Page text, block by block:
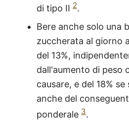
di tipo II 2.
Bere anche solo una
zuccherata al giorno
del 13%,
dall'aumento di peso
causare, e del 18%
anche del
ponderale 3.